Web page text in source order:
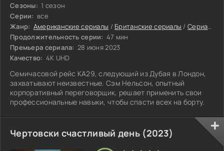
Сезоны: 1 сезон
Серии: все
Жанр: Американские сериалы / Британские сериалы /Сериалы 2023
Продолжительность серии: 47 мин
Премьера сериала: 28 июня 2023
Качество: 4K UHD
Семичасовой рейс KA29, следующий из Дубая в Лондон,
захватывают неизвестные. Сэм Нельсон, опытный
корпоративный переговорщик, решает применить свои
профессиональные навыки, чтобы спасти всех на борту.
Чертовски счастливый день (2023)